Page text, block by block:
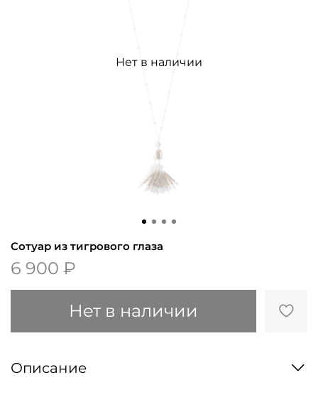
Нет в наличии
Сотуар из тигрового глаза
6 900 ₽
Нет в наличии
Описание